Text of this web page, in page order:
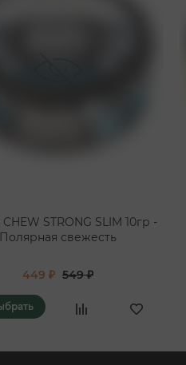
CHEW STRONG SLIM 10гр -
Полярная свежесть
449 ₽ 549 ₽